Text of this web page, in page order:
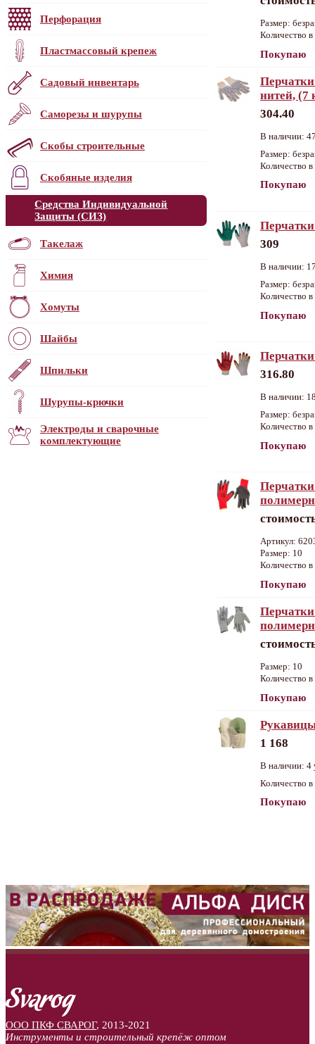
Перфорация
Пластмассовый крепеж
Садовый инвентарь
Саморезы и шурупы
Скобы строительные
Скобяные изделия
Средства Индивидуальной
Защиты (СИЗ)
Такелаж
Химия
Хомуты
Шайбы
Шпильки
Шурупы-крючки
Электроды и сварочные
комплектующие
Размер:
Количество
Покупаю
нитей, (7
304.40
В наличии:
Размер:
Количество
Покупаю
309
В наличии:
Размер:
Количество
Покупаю
316.80
В наличии:
Размер:
Количество
Покупаю
Артикул:
Размер: 10
Количество
Покупаю
Размер: 10
Количество
Покупаю
1 168
В наличии: 4
Количество
Покупаю
ООО ПКФ СВАРОГ, 2013-2021
Инструменты и строительный крепёж оптом